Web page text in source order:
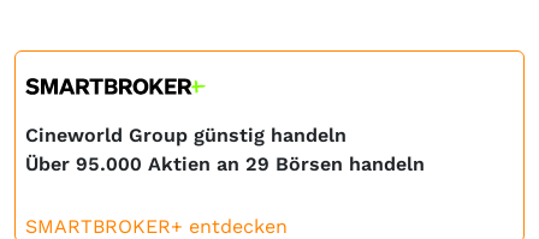
Cineworld Group günstig handeln
Über 95.000 Aktien an 29 Börsen handeln
SMARTBROKER+ entdecken